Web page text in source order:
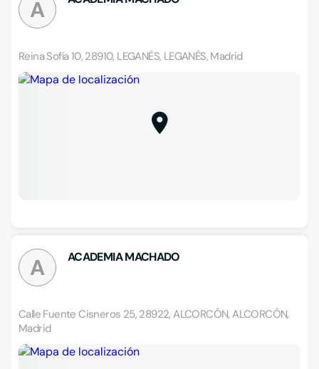
A
Reina Sofía 10, 28910, LEGANÉS, LEGANÉS, Madrid
A ACADEMIA MACHADO
Calle Fuente Cisneros 25, 28922, ALCORCÓN, ALCORCÓN,
Madrid